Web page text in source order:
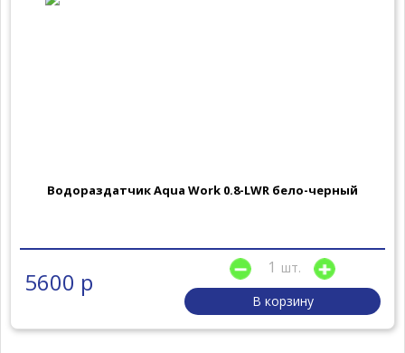
Водораздатчик Aqua Work 0.8-LWR бело-черный
5600 р
шт.
В корзину